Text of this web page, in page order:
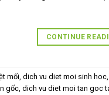
CONTINUE
mối, dich vu diet moi sinh hoc,
gốc, dich vu diet moi tan goc